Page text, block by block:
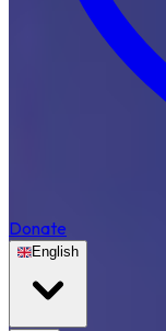
Donate
English